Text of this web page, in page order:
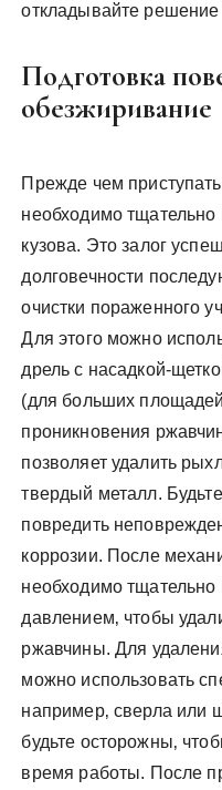
откладывайте
Подготовка
обезжиривание
Прежде чем
необходимо тщательно
кузова. Это залог
долговечности
очистки пораженного
Для этого можно
дрель с насадкой-
(для больших
проникновения
позволяет удалить
твердый металл.
повредить
коррозии. После
необходимо
давлением‚ чтобы
ржавчины. Для
можно использовать
например‚ сверла или
будьте осторожны‚
время работы. После